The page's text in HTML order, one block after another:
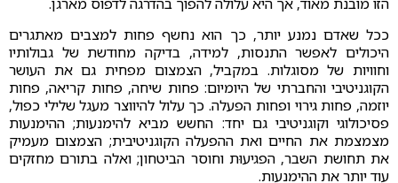
ככל שאדם נמנע יותר, כך הוא נחשף פחות למצבים מאתגרים
היכולים לאפשר התנסות, למידה, בדיקה מחודשת של גבולותיו
וחוויות של מסוגלות. במקביל, הצמצום מפחית גם את העושר
הקוגניטיבי והחברתי של היומיום: פחות שיחה, פחות קריאה, פחות
יוזמה, פחות גירוי ופחות הפעלה. כך עלול להיווצר מעגל שלילי כפול,
פסיכולוגי וקוגניטיבי גם יחד: החשש מביא להימנעות; ההימנעות
מצמצמת את החיים ואת ההפעלה הקוגניטיבית; הצמצום מעמיק
את תחושת השבר, הפגיעוּת וחוסר הביטחון; ואלה בתורם מחזקים
עוד יותר את ההימנעות.